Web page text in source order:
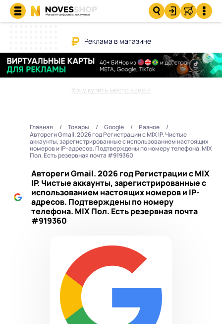
Реклама в магазине
Хочу купить место здесь!
Главная Товары Google
Разное
Автореги Gmail. 2026 год Регистрации с MIX IP. Чистые
аккаунты, зарегистрированные с использованием настоящих
номеров и IP-адресов. Подтверждены по номеру телефона. MIX
Пол. Есть резервная почта #919360
Автореги Gmail. 2026 год Регистрации с MIX
IP. Чистые аккаунты, зарегистрированные с
использованием настоящих номеров и IP-
адресов. Подтверждены по номеру
телефона. MIX Пол. Есть резервная почта
#919360